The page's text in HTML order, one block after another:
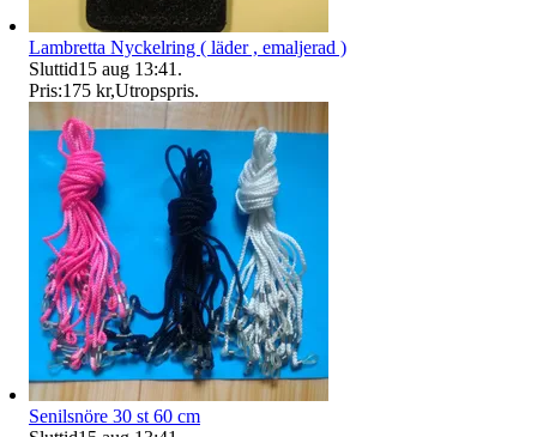
Lambretta Nyckelring ( läder , emaljerad )
Sluttid15 aug 13:41 .
Pris:175 kr,Utropspris.
Senilsnöre 30 st 60 cm